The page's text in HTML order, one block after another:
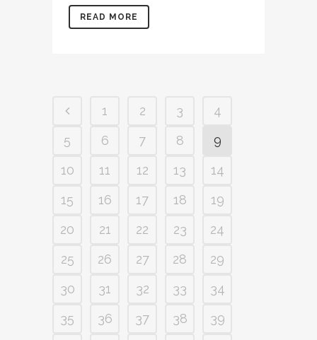
READ MORE
1 2 3
4
5
6 7 8
9
10
11 12 13
14
15
16 17 18
19
20
21 22 23
24
25
26 27 28
29
30
31 32 33
34
35
36 37 38
39